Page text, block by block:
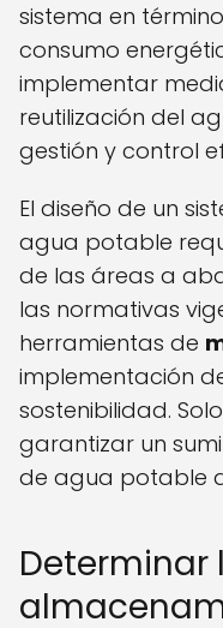
sistema en
consumo
implementar
reutilización del
gestión y control
El diseño de un
agua potable
de las áreas a
las normativas
herramientas de
implementación
sostenibilidad.
garantizar un
de agua potable